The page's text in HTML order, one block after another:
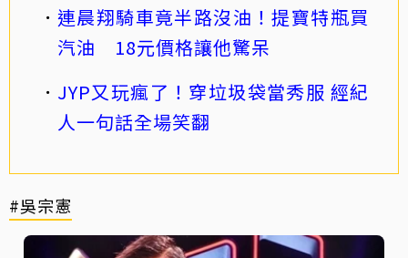
連晨翔騎車竟半路沒油！提寶特瓶買
汽油 18元價格讓他驚呆
JYP又玩瘋了！穿垃圾袋當秀服 經紀
人一句話全場笑翻
#吳宗憲